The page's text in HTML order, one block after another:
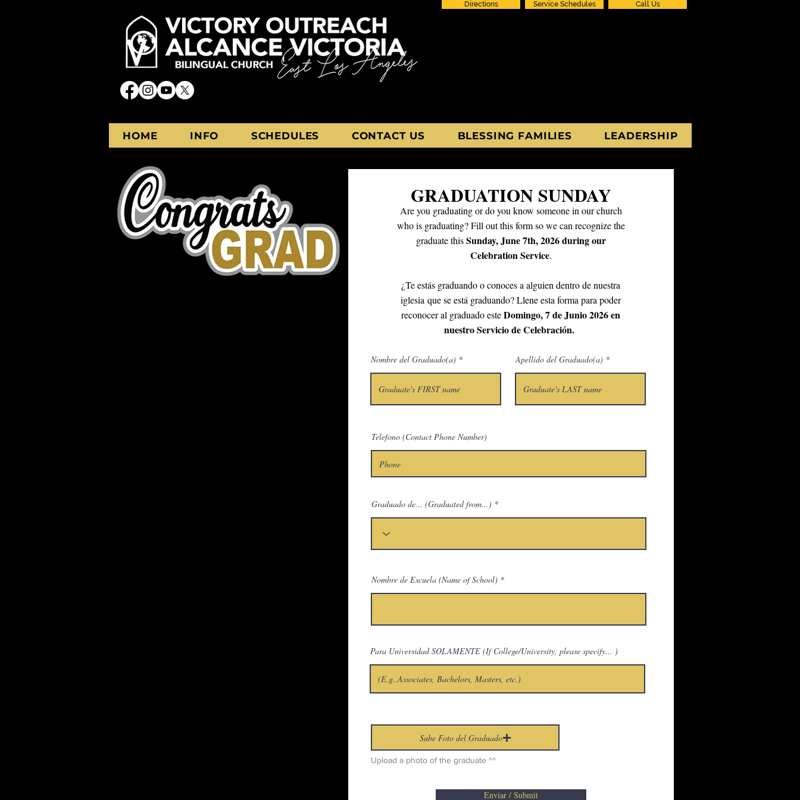
Directions Service Schedules Call Us
HOME INFO SCHEDULES CONTACT US BLESSING FAMILIES LEADERSHIP
GRADUATION SUNDAY
Are you graduating or do you know someone in our church
who is graduating? Fill out this form so we can recognize the
graduate thisSunday, June 7th, 2026 during our
Celebration Service.
¿Te estás graduando o conoces a alguien dentro de nuestra
iglesia que se está graduando? Llene esta forma para poder
reconocer al graduado esteDomingo, 7 de Junio 2026 en
nuestro Servicio de Celebración.
Nombre del Graduado(a) Apellido del Graduado(a)
Telefono (Contact Phone Number)
Graduado de... (Graduated from...)
Nombre de Escuela (Name of School)
Para Universidad SOLAMENTE (If College/University, please specify... )
Sube Foto del Graduado
Upload a photo of the graduate ^^
Enviar / Submit